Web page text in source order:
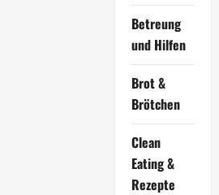
Betreung
und Hilfen
Brot &
Brötchen
Clean
Eating &
Rezepte